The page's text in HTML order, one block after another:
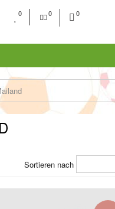
0 0 0
Sortieren nach